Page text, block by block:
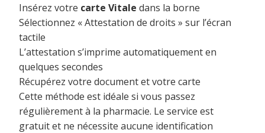
Insérez votre carte Vitale dans la borne
Sélectionnez « Attestation de droits » sur l’écran
tactile
L’attestation s’imprime automatiquement en
quelques secondes
Récupérez votre document et votre carte
Cette méthode est idéale si vous passez
régulièrement à la pharmacie. Le service est
gratuit et ne nécessite aucune identification